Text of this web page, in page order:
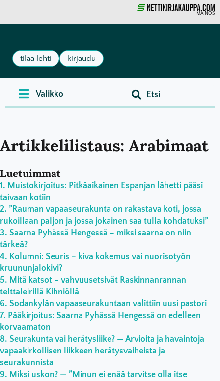
MAINOS
tilaa lehti kirjaudu
Artikkelilistaus: Arabimaat
Luetuimmat
Muistokirjoitus: Pitkäaikainen Espanjan lähetti pääsi
taivaan kotiin
”Rauman vapaaseurakunta on rakastava koti, jossa
rukoillaan paljon ja jossa jokainen saa tulla kohdatuksi”
Saarna Pyhässä Hengessä – miksi saarna on niin
tärkeä?
Kolumni: Seuris – kiva kokemus vai nuorisotyön
kruununjalokivi?
Mitä katsot – vahvuusetsivät Raskinnanrannan
telttaleirillä Kihniöllä
Sodankylän vapaaseurakuntaan valittiin uusi pastori
Pääkirjoitus: Saarna Pyhässä Hengessä on edelleen
korvaamaton
Seurakunta vai herätysliike? — Arvioita ja havaintoja
vapaakirkollisen liikkeen herätysvaiheista ja
seurakunnista
Miksi uskon? — ”Minun ei enää tarvitse olla itse